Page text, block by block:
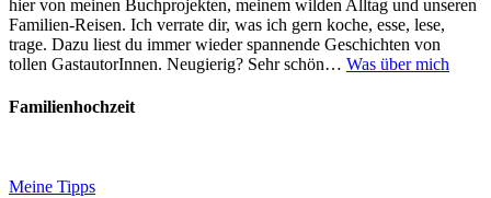
hier von meinen Buchprojekten, meinem wilden Alltag und unseren
Familien-Reisen. Ich verrate dir, was ich gern koche, esse, lese,
trage. Dazu liest du immer wieder spannende Geschichten von
tollen GastautorInnen. Neugierig? Sehr schön… Was über mich
Familienhochzeit
Meine Tipps